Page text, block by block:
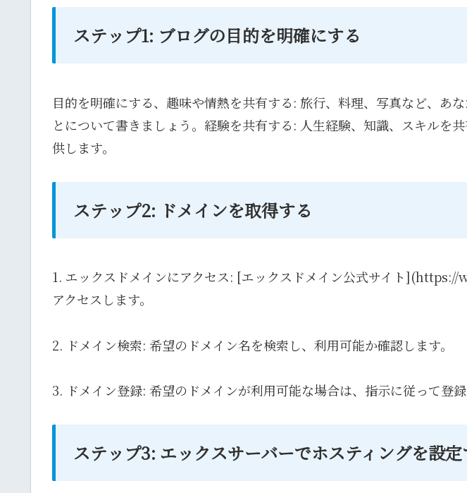
ステップ1: ブログの目的を明確にする
目的を明確にする、趣味や情熱を共有する: 旅行、料理、写真など、あ
とについて書きましょう。経験を共有する: 人生経験、知識、スキルを
供します。
ステップ2: ドメインを取得する
1. エックスドメインにアクセス: [エックスドメイン公式サイト
アクセスします。
2. ドメイン検索: 希望のドメイン名を検索し、利用可能か確認します。
3. ドメイン登録: 希望のドメインが利用可能な場合は、指示に従って登録
ステップ3: エックスサーバーでホスティングを設定